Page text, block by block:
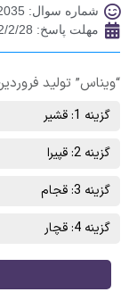
شماره سوال: 140202035
مهلت پاسخ: 1402/2/28 ساعت 23:59
“ویناس” تولید
گزینه 1: قشیر
گزینه 2: قپیرا
گزینه 3: قجام
گزینه 4: قچار